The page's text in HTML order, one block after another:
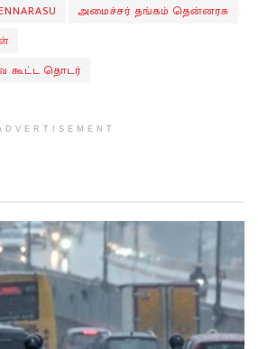
அமைச்சர் தங்கம் தென்னரசு
கூட்ட தொடர்